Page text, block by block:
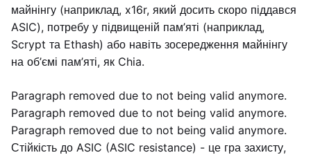
майнінгу (наприклад, x16r, який досить скоро піддався
ASIC), потребу у підвищеній пам’яті (наприклад,
Scrypt та Ethash) або навіть зосередження майнінгу
на об’ємі пам’яті, як Chia.
Paragraph removed due to not being valid anymore.
Paragraph removed due to not being valid anymore.
Paragraph removed due to not being valid anymore.
Стійкість до ASIC (ASIC resistance) - це гра захисту,